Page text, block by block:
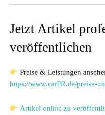
Jetzt Artikel
veröffentlichen
Preise & Leistungen
https://www.carPR.de/preise-
Artikel online zu